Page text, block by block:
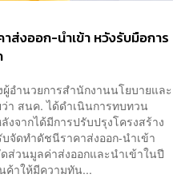
งออก-นำเข้า หวังรับมือการ
อำนวยการสำนักงานนโยบายและ
า สนค. ได้ดำเนินการทบทวน
จากได้มีการปรับปรุงโครงสร้าง
จัดทำดัชนีราคาส่งออก-นำเข้า
ส่วนมูลค่าส่งออกและนำเข้าในปี
ค้าให้มีความทัน...